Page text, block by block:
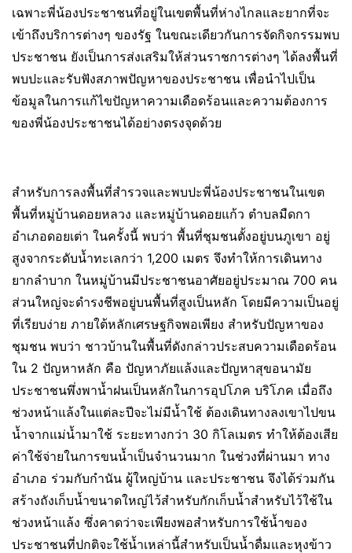
เฉพาะพี่น้องประชาชนที่อยู่ในเขตพื้นที่ห่างไกลและยากที่จะ
เข้าถึงบริการต่างๆ ของรัฐ ในขณะเดียวกันการจัดกิจกรรมพบ
ประชาชน ยังเป็นการส่งเสริมให้ส่วนราชการต่างๆ ได้ลงพื้นที่
พบปะและรับฟังสภาพปัญหาของประชาชน เพื่อนำไปเป็น
ข้อมูลในการแก้ไขปัญหาความเดือดร้อนและความต้องการ
ของพี่น้องประชาชนได้อย่างตรงจุดด้วย
สำหรับการลงพื้นที่สำรวจและพบปะพี่น้องประชาชนในเขต
พื้นที่หมู่บ้านดอยหลวง และหมู่บ้านดอยแก้ว ตำบลมืดกา
อำเภอดอยเต่า ในครั้งนี้ พบว่า พื้นที่ชุมชนตั้งอยู่บนภูเขา อยู่
สูงจากระดับน้ำทะเลกว่า 1,200 เมตร จึงทำให้การเดินทาง
ยากลำบาก ในหมู่บ้านมีประชาชนอาศัยอยู่ประมาณ 700 คน
ส่วนใหญ่จะดำรงชีพอยู่บนพื้นที่สูงเป็นหลัก โดยมีความเป็นอยู่
ที่เรียบง่าย ภายใต้หลักเศรษฐกิจพอเพียง สำหรับปัญหาของ
ชุมชน พบว่า ชาวบ้านในพื้นที่ดังกล่าวประสบความเดือดร้อน
ใน 2 ปัญหาหลัก คือ ปัญหาภัยแล้งและปัญหาสุขอนามัย
ประชาชนพึ่งพาน้ำฝนเป็นหลักในการอุปโภค บริโภค เมื่อถึง
ช่วงหน้าแล้งในแต่ละปีจะไม่มีน้ำใช้ ต้องเดินทางลงเขาไปขน
น้ำจากแม่น้ำมาใช้ ระยะทางกว่า 30 กิโลเมตร ทำให้ต้องเสีย
ค่าใช้จ่ายในการขนน้ำเป็นจำนวนมาก ในช่วงที่ผ่านมา ทาง
อำเภอ ร่วมกับกำนัน ผู้ใหญ่บ้าน และประชาชน จึงได้ร่วมกัน
สร้างถังเก็บน้ำขนาดใหญ่ไว้สำหรับกักเก็บน้ำสำหรับไว้ใช้ใน
ช่วงหน้าแล้ง ซึ่งคาดว่าจะเพียงพอสำหรับการใช้น้ำของ
ประชาชนที่ปกติจะใช้น้ำเหล่านี้สำหรับเป็นน้ำดื่มและหุงข้าว